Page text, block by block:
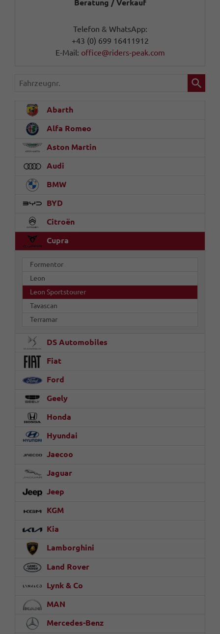
Beratung / Verkauf
Telefon & WhatsApp:
+43 (0) 699 16411912
E-Mail: office@riders-peak.com
Fahrzeugnr.
Abarth
Alfa Romeo
Aston Martin
Audi
BMW
BYD
Citroën
Cupra
Formentor
Leon
Leon Sportstourer
Tavascan
Terramar
DS Automobiles
Fiat
Ford
Geely
Honda
Hyundai
Jaecoo
Jaguar
Jeep
KGM
Kia
Lamborghini
Land Rover
Lynk & Co
MAN
Mercedes-Benz